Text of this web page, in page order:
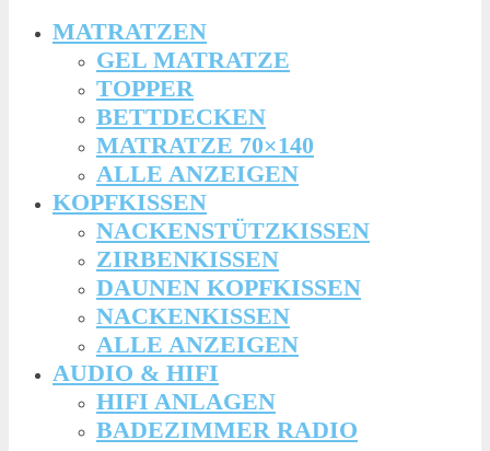
MATRATZEN
GEL MATRATZE
TOPPER
BETTDECKEN
MATRATZE 70×140
ALLE ANZEIGEN
KOPFKISSEN
NACKENSTÜTZKISSEN
ZIRBENKISSEN
DAUNEN KOPFKISSEN
NACKENKISSEN
ALLE ANZEIGEN
AUDIO & HIFI
HIFI ANLAGEN
BADEZIMMER RADIO